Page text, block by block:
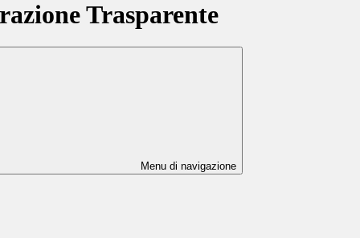
Trasparente
Menu di navigazione